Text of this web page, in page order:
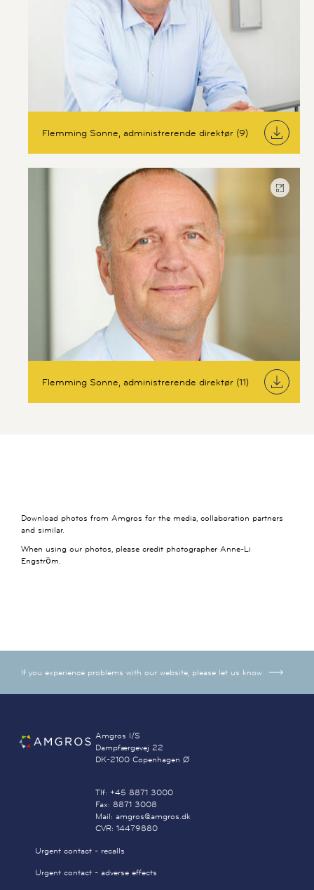
Flemming Sonne, administrerende direktør (9)
Flemming Sonne, administrerende direktør (11)
Download photos from Amgros for the media, collaboration partners
and similar.
When using our photos, please credit photographer Anne-Li
Engström.
If you experience problems with our website, please let us know
Amgros I/S
Dampfærgevej 22
DK-2100 Copenhagen Ø
Tlf: +45 8871 3000
Fax: 8871 3008
Mail: amgros@amgros.dk
CVR: 14479880
Urgent contact - recalls
Urgent contact - adverse effects